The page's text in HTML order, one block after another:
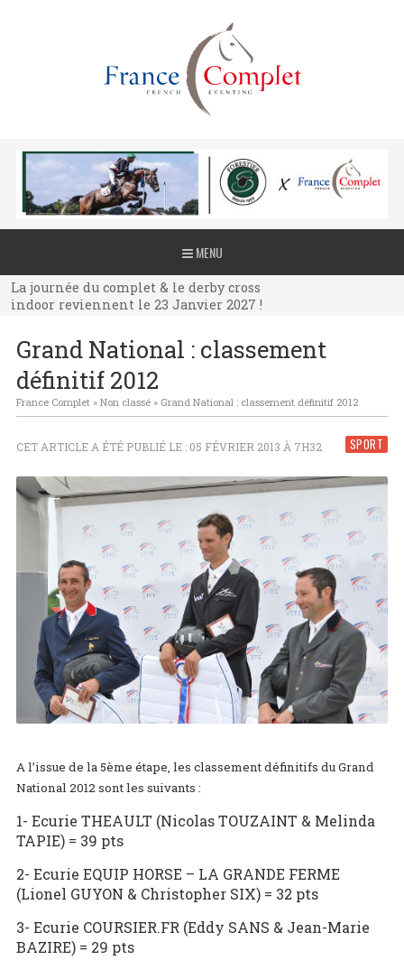
MENU
La journée du complet & le derby cross
indoor reviennent le 23 Janvier 2027 !
La journée du complet & le derby cross
indoor reviennent le 23 Janvier 2027 !
indoor reviennent le 23 Janvier 2027 !
Grand National : classement
définitif 2012
France Complet» Non classé» Grand National : classement définitif 2012
SPORT
CET ARTICLE A ÉTÉ PUBLIÉ LE : 05 FÉVRIER 2013 À 7H32
A l’issue de la 5ème étape, les classement définitifs du Grand
National 2012 sont les suivants :
1- Ecurie THEAULT (Nicolas TOUZAINT & Melinda
TAPIE) = 39 pts
2- Ecurie EQUIP HORSE – LA GRANDE FERME
(Lionel GUYON & Christopher SIX) = 32 pts
3- Ecurie COURSIER.FR (Eddy SANS & Jean-Marie
BAZIRE) = 29 pts